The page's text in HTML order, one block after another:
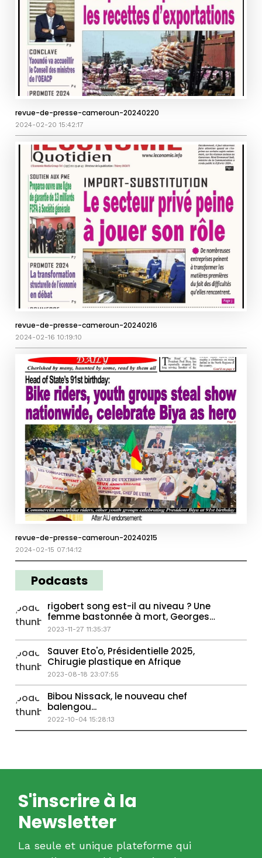
revue-de-presse-cameroun-20240220
2024-02-20 15:42:17
revue-de-presse-cameroun-20240216
2024-02-16 10:19:10
revue-de-presse-cameroun-20240215
2024-02-15 07:14:12
Podcasts
rigobert song est-il au niveau ? Une
femme bastonnée à mort, Georges
Weah passe la main...
2023-11-27 11:35:37
Sauver Eto'o, Présidentielle 2025,
Chirugie plastique en Afrique
2023-08-18 23:07:55
Bibou Nissack, le nouveau chef
balengou...
2022-10-04 15:28:13
S'inscrire à la
Newsletter
La seule et unique plateforme qui